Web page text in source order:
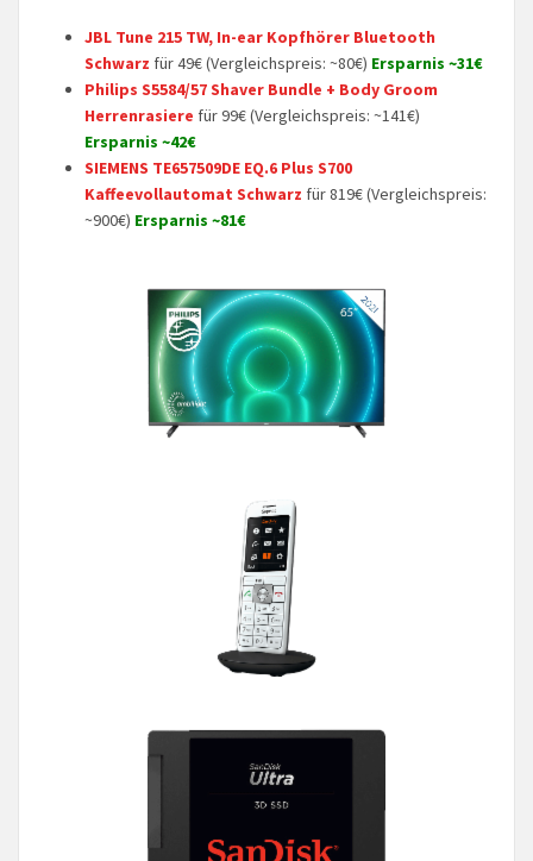
JBL Tune 215 TW, In-ear Kopfhörer Bluetooth
Schwarz für 49€ (Vergleichspreis: ~80€) Ersparnis ~31€
Philips S5584/57 Shaver Bundle + Body Groom
Herrenrasiere für 99€ (Vergleichspreis: ~141€)
Ersparnis ~42€
SIEMENS TE657509DE EQ.6 Plus S700
Kaffeevollautomat Schwarz für 819€ (Vergleichspreis:
~900€) Ersparnis ~81€